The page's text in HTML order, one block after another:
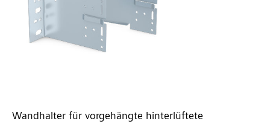
Wandhalter für vorgehängte hinterlüftete